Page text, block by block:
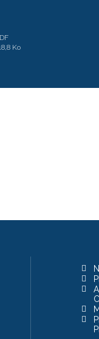
Ko